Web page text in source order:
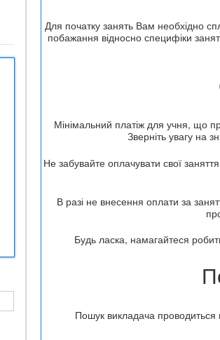
Для початку занять Вам необхідно
побажання відносно специфіки
Мінімальний платіж для учня, що
Зверніть увагу на
Не забувайте оплачувати свої
В разі не внесення оплати за
Будь ласка, намагайтеся
Пошук викладача проводиться